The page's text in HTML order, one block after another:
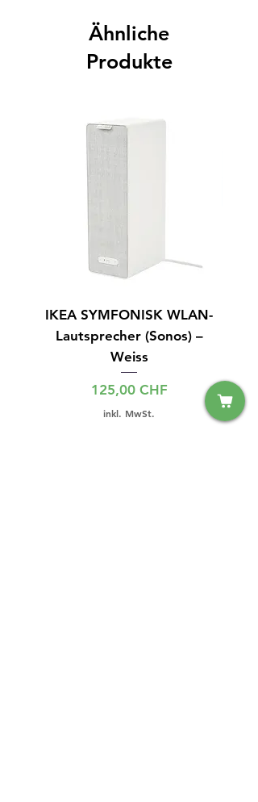
Ähnliche
Produkte
IKEA SYMFONISK WLAN-
Lautsprecher (Sonos) –
Weiss
Preis
125,00 CHF
inkl. MwSt.